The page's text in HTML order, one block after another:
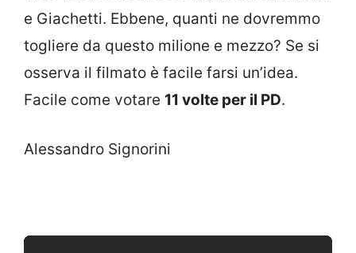
e Giachetti. Ebbene, quanti ne dovremmo
togliere da questo milione e mezzo? Se si
osserva il filmato è facile farsi un’idea.
Facile come votare 11 volte per il PD.
Alessandro Signorini